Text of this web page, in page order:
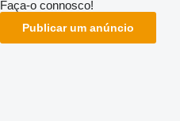
Faça-o connosco!
Publicar um anúncio